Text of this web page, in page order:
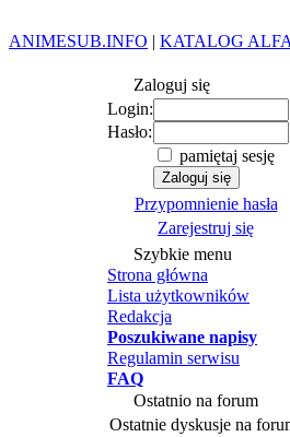
ANIMESUB.INFO | KATALOG
Zaloguj się
Login:
Hasło:
pamiętaj sesję
Przypomnienie hasła
Zarejestruj się
Szybkie menu
Strona główna
Lista użytkowników
Redakcja
Poszukiwane napisy
Regulamin serwisu
FAQ
Ostatnio na forum
Ostatnie dyskusje na